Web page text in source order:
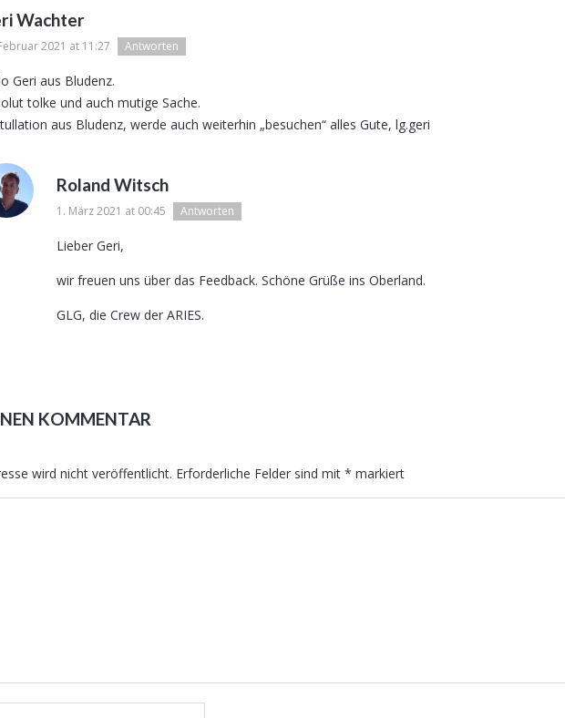
Wachter
2021 at 11:27 Antworten
Geri aus Bludenz.
tolke und auch mutige Sache.
aus Bludenz, werde auch weiterhin „besuchen“ alles Gute, lg.geri
Roland Witsch
1. März 2021 at 00:45 Antworten
Lieber Geri,
wir freuen uns über das Feedback. Schöne Grüße ins Oberland.
GLG, die Crew der ARIES.
KOMMENTAR
wird nicht veröffentlicht. Erforderliche Felder sind mit * markiert